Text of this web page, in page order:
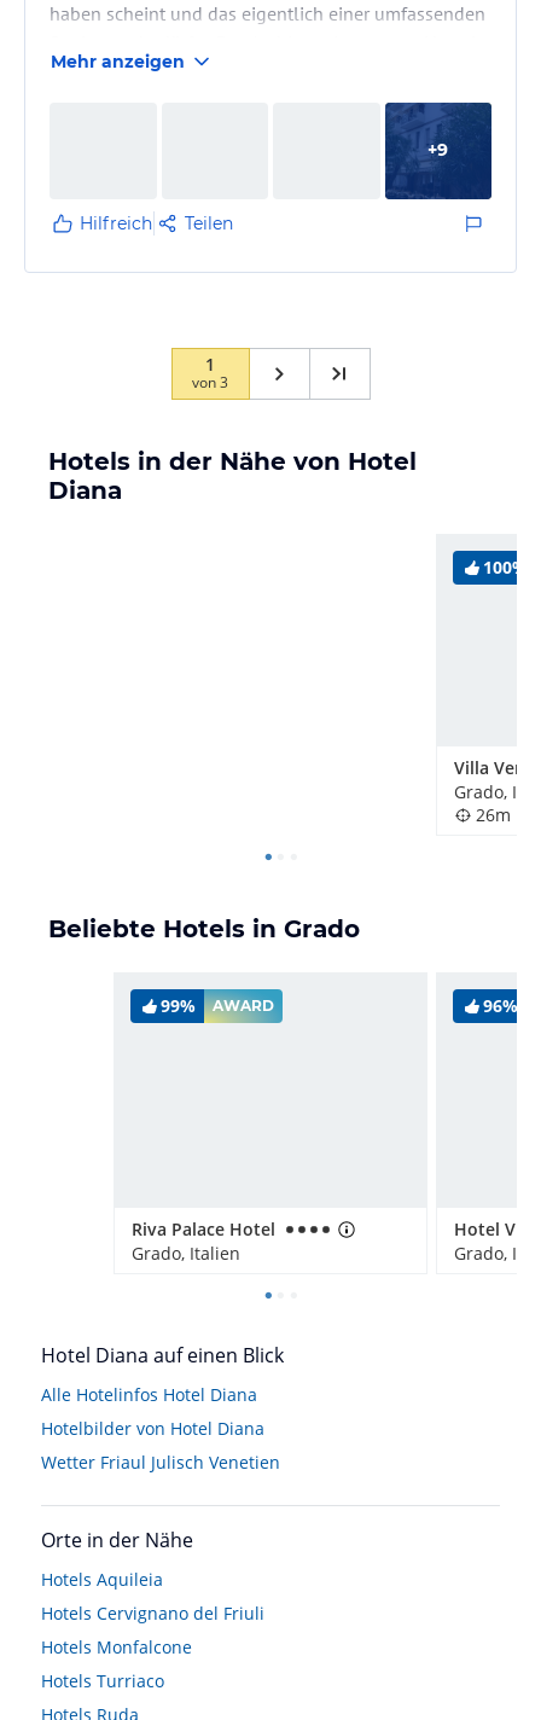
haben scheint und das eigentlich einer umfassenden
altmodisch und bedrückend, viel Nippes und Tand
steht herum und wem geblümte Polstermöbel und
betagtes, aus der Zeit gefallenes Mobiliar gefallen, ist
hier richtig. Im Grunde kann man das Hotel nur
Gästen empfehlen, die einzig ein Bett suchen und auf
alles…
Mehr anzeigen
+9
Hilfreich Teilen
1
von3
Hotels in der Nähe von Hotel
Diana
100%
Villa
Grado,
26m
Beliebte Hotels in Grado
99% AWARD
Riva Palace Hotel
Grado, Italien
96%
Hotel
Grado,
Hotel Diana auf einen Blick
Alle Hotelinfos Hotel Diana
Hotelbilder von Hotel Diana
Wetter Friaul Julisch Venetien
Orte in der Nähe
Hotels Aquileia
Hotels Cervignano del Friuli
Hotels Monfalcone
Hotels Turriaco
Hotels Ruda